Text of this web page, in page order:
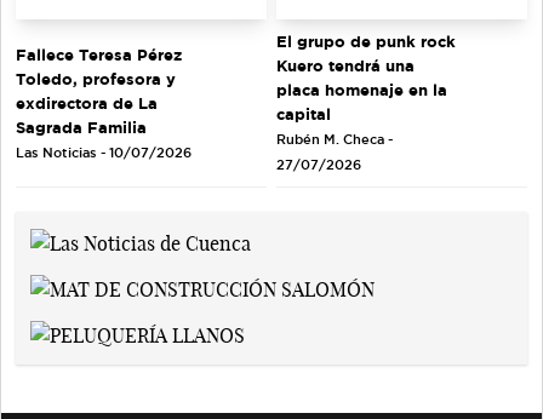
Fallece Teresa Pérez
Toledo, profesora y
exdirectora de La
Sagrada Familia
Las Noticias - 10/07/2026
El grupo de punk rock
Kuero tendrá una
placa homenaje en la
capital
Rubén M. Checa -
27/07/2026